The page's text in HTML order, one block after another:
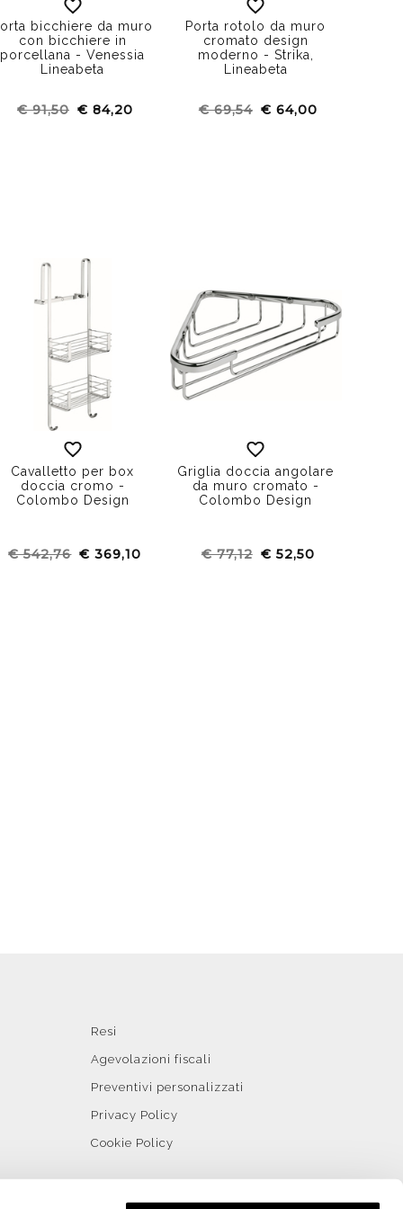
bicchiere da muro
con bicchiere in
porcellana - Venessia
Lineabeta
€ 91,50 € 84,20
Porta rotolo da muro
cromato design
moderno - Strika,
Lineabeta
€ 69,54 € 64,00
Cavalletto per box
doccia cromo -
Colombo Design
€ 542,76 € 369,10
Griglia doccia angolare
da muro cromato -
Colombo Design
€ 77,12 € 52,50
Resi
Agevolazioni fiscali
Preventivi personalizzati
Privacy Policy
Cookie Policy